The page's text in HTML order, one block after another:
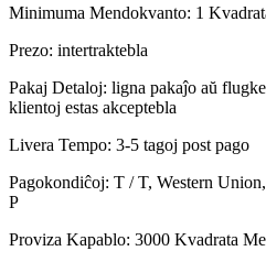
Minimuma Mendokvanto: 1
Prezo: intertraktebla
Pakaj Detaloj: ligna pakaĵo aŭ
klientoj estas akceptebla
Livera Tempo: 3-5 tagoj post pago
Pagokondiĉoj: T / T, Western
P
Proviza Kapablo: 3000 Kvadrata